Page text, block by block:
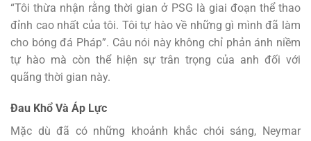
“Tôi thừa nhận rằng thời gian ở PSG là giai đoạn thể thao
đỉnh cao nhất của tôi. Tôi tự hào về những gì mình đã làm
cho bóng đá Pháp”. Câu nói này không chỉ phản ánh niềm
tự hào mà còn thể hiện sự trân trọng của anh đối với
quãng thời gian này.
Đau Khổ Và Áp Lực
Mặc dù đã có những khoảnh khắc chói sáng, Neymar